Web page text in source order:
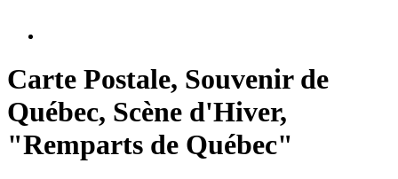
Carte Postale, Souvenir de
Québec, Scène d'Hiver,
"Remparts de Québec"